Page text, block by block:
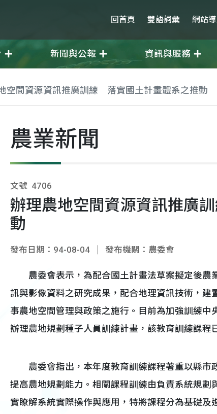
回首頁 雙語詞彙 網站
新聞與公報 資訊與服務
空間資源資訊推廣訓練 落實國土計畫體系之推動
農業新聞
文號 4706
辦理農地空間資源資訊推廣
動
發布日期：94-08-04 發布機關：農委會
農委會表示，為配合國土計畫法草案擬定後農
訊與影像資料之研究成果，配合地理資訊技術，
事農地空間管理與政策之施行。目前為加強訓練
辦理農地規劃種子人員訓練計畫，該教育訓練課程
農委會指出，本年度教育訓練課程著重以縣市
提高農地規劃能力。相關課程訓練由負責系統規
實瞭解系統實際操作與應用，特將課程分為基礎及